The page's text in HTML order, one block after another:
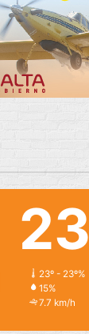
23
23º - 23º%
15%
7.7 km/h